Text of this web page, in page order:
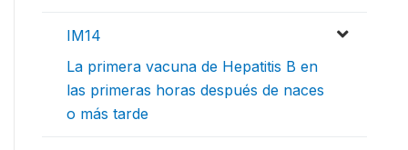
IM14
La primera vacuna de Hepatitis B en
las primeras horas después de naces
o más tarde